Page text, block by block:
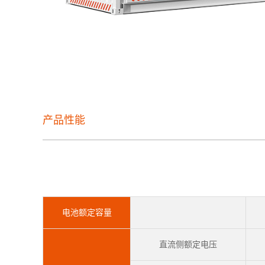
产品性能
电池额定容量
直流侧额定电压